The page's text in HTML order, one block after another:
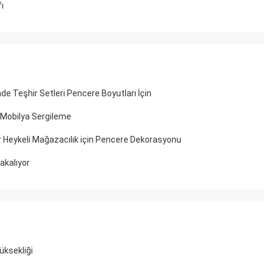
Teşhir Setleri Pencere Boyutları İçin
Sergileme
Mağazacılık için Pencere Dekorasyonu